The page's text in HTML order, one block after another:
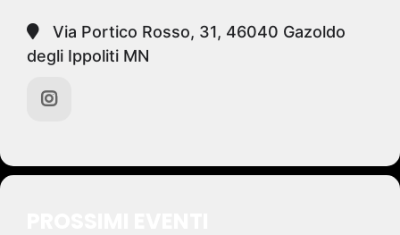
Via Portico Rosso, 31, 46040 Gazoldo
degli Ippoliti MN